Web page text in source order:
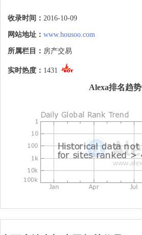
牌栏目!
收录时间： 2016-10-09
网站地址： www.housoo.com
所属栏目： 房产交易
实时热度： 1431
Alexa排名趋势